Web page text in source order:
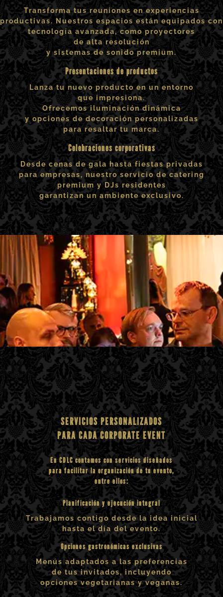
Transforma tus reuniones en experiencias
productivas. Nuestros espacios están equipados con
tecnología avanzada, como proyectores
de alta resolución
y sistemas de sonido premium.
Presentaciones de productos
Lanza tu nuevo producto en un entorno
que impresiona.
Ofrecemos iluminación dinámica
y opciones de decoración personalizadas
para resaltar tu marca.
Celebraciones corporativas
Desde cenas de gala hasta fiestas privadas
para empresas, nuestro servicio de catering
premium y DJs residentes
garantizan un ambiente exclusivo.
SERVICIOS PERSONALIZADOS
PARA CADA CORPORATE EVENT
En CDLC contamos con servicios diseñados
para facilitar la organización de tu evento,
entre ellos:
Planificación y ejecución integral
Trabajamos contigo desde la idea inicial
hasta el día del evento.
Opciones gastronómicas exclusivas
Menús adaptados a las preferencias
de tus invitados, incluyendo
opciones vegetarianas y veganas.